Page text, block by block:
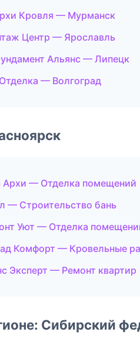
Кровля — Мурманск
Центр — Ярославль
Альянс — Липецк
— Волгоград
— Отделка помещений
— Строительство бань
Уют — Отделка
Комфорт — Кровельные
Эксперт — Ремонт квартир
Сибирский